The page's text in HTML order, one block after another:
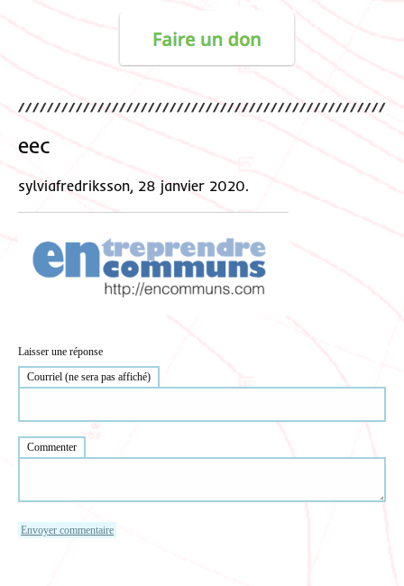
eec
sylviafredriksson, 28 janvier 2020.
Laisser une réponse
Courriel (ne sera pas affiché)
Commenter